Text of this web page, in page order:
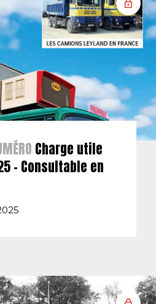
Charge utile
– Consultable en